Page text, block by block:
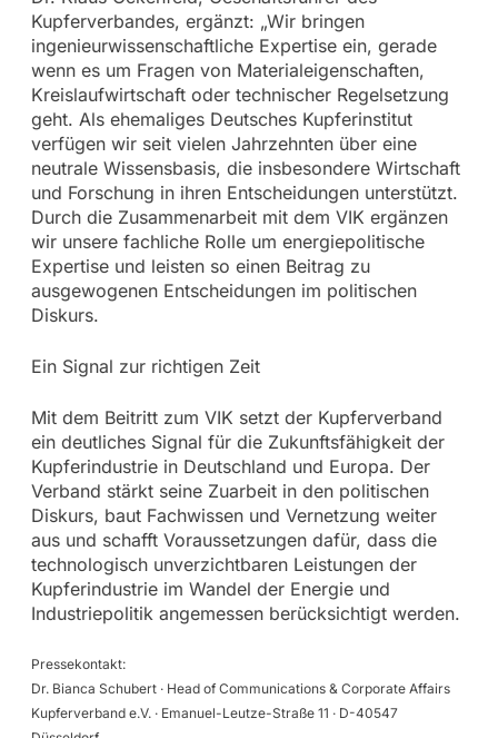
Kupferverbandes, ergänzt: „Wir bringen
ingenieurwissenschaftliche Expertise ein, gerade
wenn es um Fragen von Materialeigenschaften,
Kreislaufwirtschaft oder technischer Regelsetzung
geht. Als ehemaliges Deutsches Kupferinstitut
verfügen wir seit vielen Jahrzehnten über eine
neutrale Wissensbasis, die insbesondere Wirtschaft
und Forschung in ihren Entscheidungen unterstützt.
Durch die Zusammenarbeit mit dem VIK ergänzen
wir unsere fachliche Rolle um energiepolitische
Expertise und leisten so einen Beitrag zu
ausgewogenen Entscheidungen im politischen
Diskurs.
Ein Signal zur richtigen Zeit
Mit dem Beitritt zum VIK setzt der Kupferverband
ein deutliches Signal für die Zukunftsfähigkeit der
Kupferindustrie in Deutschland und Europa. Der
Verband stärkt seine Zuarbeit in den politischen
Diskurs, baut Fachwissen und Vernetzung weiter
aus und schafft Voraussetzungen dafür, dass die
technologisch unverzichtbaren Leistungen der
Kupferindustrie im Wandel der Energie und
Industriepolitik angemessen berücksichtigt werden.
Pressekontakt:
Dr. Bianca Schubert · Head of Communications & Corporate Affairs
Kupferverband e.V. · Emanuel-Leutze-Straße 11 · D-40547